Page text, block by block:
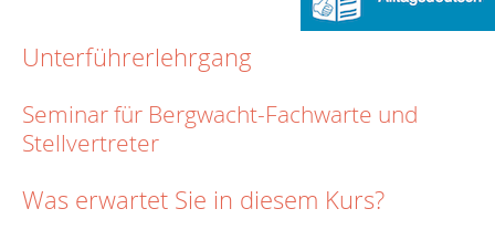
Unterführerlehrgang
Seminar für Bergwacht-Fachwarte und
Stellvertreter
Was erwartet Sie in diesem Kurs?